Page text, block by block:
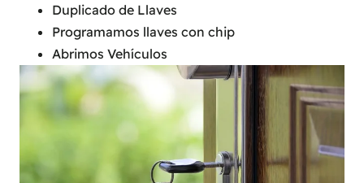
Duplicado de Llaves
Programamos llaves con chip
Abrimos Vehículos